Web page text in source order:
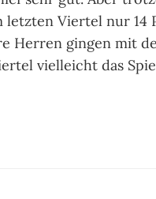
letzten Viertel nur 14
Herren gingen mit
vielleicht das